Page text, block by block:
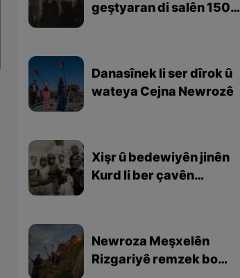
geştyaran di salên 1501-
Danasînek li ser dîrok û
wateya Cejna Newrozê
Xişr û bedewiyên jinên
Kurd li ber çavên
Newroza Meşxelên
Rizgariyê remzek bo